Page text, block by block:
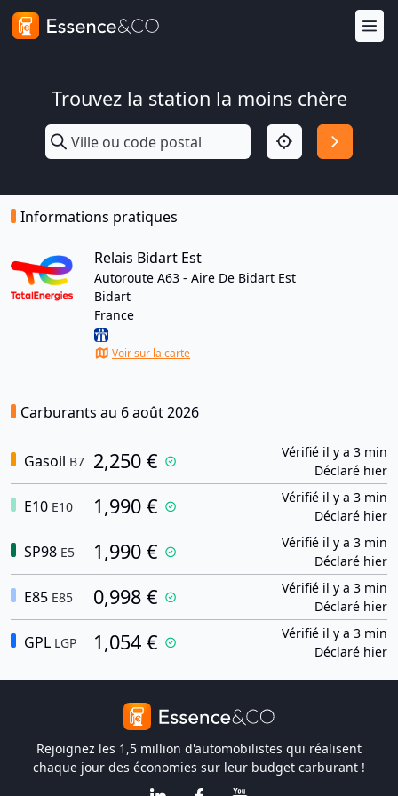
Trouvez la station la moins chère
Informations pratiques
Relais Bidart Est
Autoroute A63 - Aire De Bidart Est
Bidart
France
Voir sur la carte
Carburants au 6 août 2026
Gasoil B7 2,250 €
Vérifié il y a 3 min
Déclaré hier
E10 E10 1,990 €
Vérifié il y a 3 min
Déclaré hier
SP98 E5 1,990 €
Vérifié il y a 3 min
Déclaré hier
E85 E85 0,998 €
Vérifié il y a 3 min
Déclaré hier
GPL LGP 1,054 €
Vérifié il y a 3 min
Déclaré hier
Rejoignez les 1,5 million d'automobilistes qui réalisent
chaque jour des économies sur leur budget carburant !